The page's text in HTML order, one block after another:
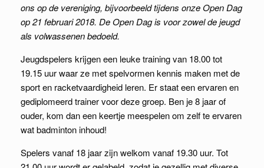
ons op de vereniging, bijvoorbeeld tijdens onze Open Dag
op 21 februari 2018. De Open Dag is voor zowel de jeugd
als volwassenen bedoeld.
Jeugdspelers krijgen een leuke training van 18.00 tot
19.15 uur waar ze met spelvormen kennis maken met de
sport en racketvaardigheid leren. Er staat een ervaren en
gediplomeerd trainer voor deze groep. Ben je 8 jaar of
ouder, kom dan een keertje meespelen om zelf te ervaren
wat badminton inhoud!
Spelers vanaf 18 jaar zijn welkom vanaf 19.30 uur. Tot